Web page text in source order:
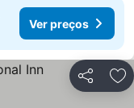
Ver preços
Partilhar